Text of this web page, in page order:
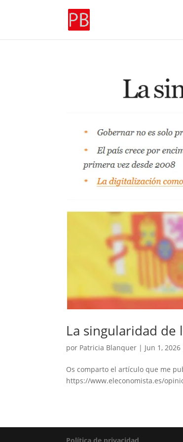
La singularidad de
por Patricia Blanquer | Jun 1, 2026
Os comparto el artículo que me
https://www.eleconomista.es/